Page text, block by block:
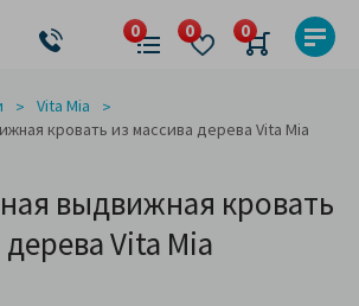
Vita Mia
кровать из массива дерева Vita Mia
выдвижная кровать
Vita Mia